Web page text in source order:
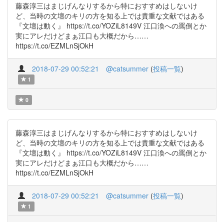
藤森淳三はまじげんなりするから特におすすめはしないけ
ど、当時の文壇のキリの方を知る上では貴重な文献ではある
『文壇は動く』 https://t.co/YOZiL8149V 江口渙への罵倒とか
実にアレだけどまぁ江口も大概だから……
https://t.co/EZMLnSjOkH
2018-07-29 00:52:21 @catsummer (投稿一覧)
1
0
藤森淳三はまじげんなりするから特におすすめはしないけ
ど、当時の文壇のキリの方を知る上では貴重な文献ではある
『文壇は動く』 https://t.co/YOZiL8149V 江口渙への罵倒とか
実にアレだけどまぁ江口も大概だから……
https://t.co/EZMLnSjOkH
2018-07-29 00:52:21 @catsummer (投稿一覧)
1